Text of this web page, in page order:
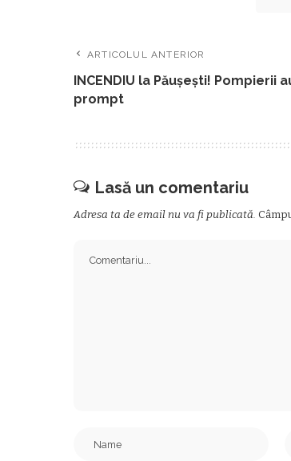
ARTICOLUL ANTERIOR
INCENDIU la Păușești! Pompierii
prompt
Lasă un comentariu
Adresa ta de email nu va fi publicată.